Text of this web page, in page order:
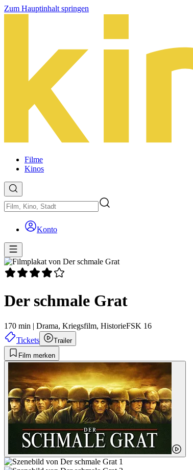
Zum Hauptinhalt springen
Filme
Kinos
Konto
Der schmale Grat
170 min | Drama, Kriegsfilm, HistorieFSK 16
Tickets
Trailer
Film merken